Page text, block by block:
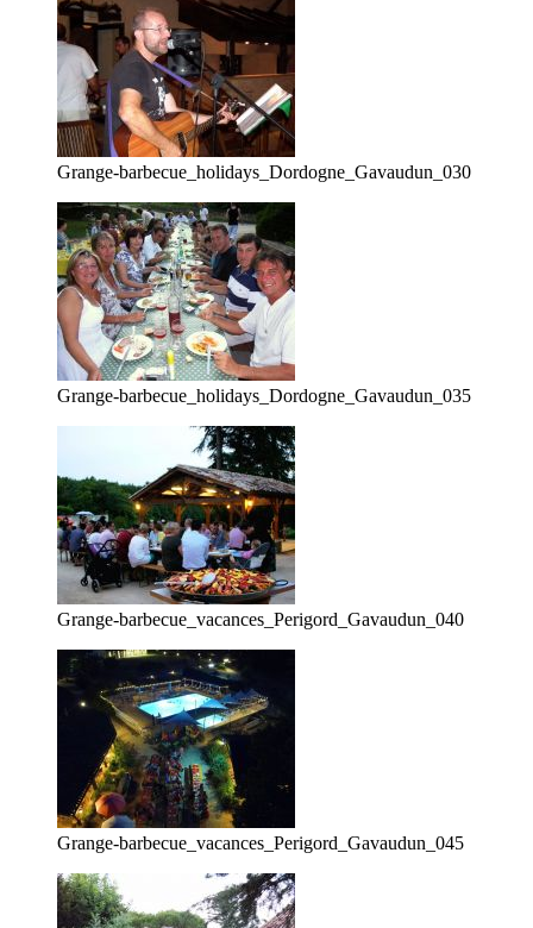
Grange-barbecue_holidays_Dordogne_Gavaudun_030
Grange-barbecue_holidays_Dordogne_Gavaudun_035
Grange-barbecue_vacances_Perigord_Gavaudun_040
Grange-barbecue_vacances_Perigord_Gavaudun_045